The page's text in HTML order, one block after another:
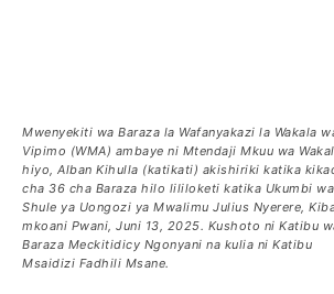
Mwenyekiti wa Baraza la Wafanyakazi la Wakala
Vipimo (WMA) ambaye ni Mtendaji Mkuu wa
hiyo, Alban Kihulla (katikati) akishiriki katika
cha 36 cha Baraza hilo lililoketi katika Ukumbi wa
Shule ya Uongozi ya Mwalimu Julius Nyerere,
mkoani Pwani, Juni 13, 2025. Kushoto ni Katibu
Baraza Meckitidicy Ngonyani na kulia ni Katibu
Msaidizi Fadhili Msane.